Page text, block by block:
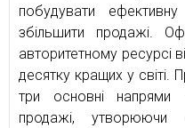
побудувати
збільшити продажі.
авторитетному ресурсі
десятку кращих у
три основні напрями
продажі, утворюючи